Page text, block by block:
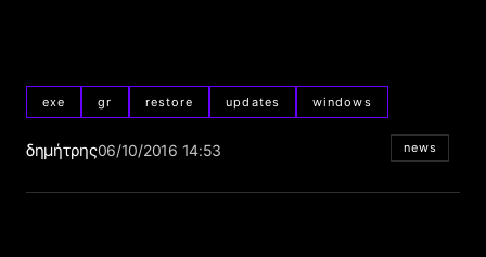
exe gr restore updates windows
δημήτρης06/10/2016 14:53 news